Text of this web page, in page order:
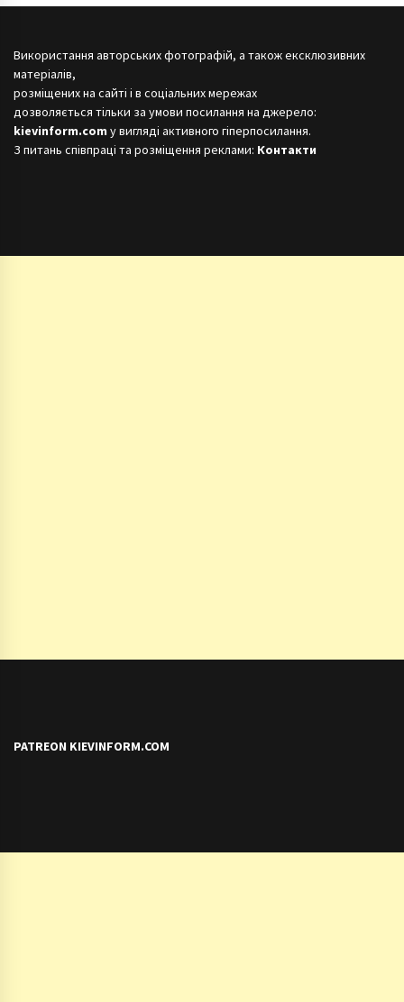
Використання авторських фотографій, а також ексклюзивних
матеріалів,
розміщених на сайті і в соціальних мережах
дозволяється тільки за умови посилання на джерело:
kievinform.com у вигляді активного гіперпосилання.
З питань співпраці та розміщення реклами: Контакти
PATREON KIEVINFORM.COM